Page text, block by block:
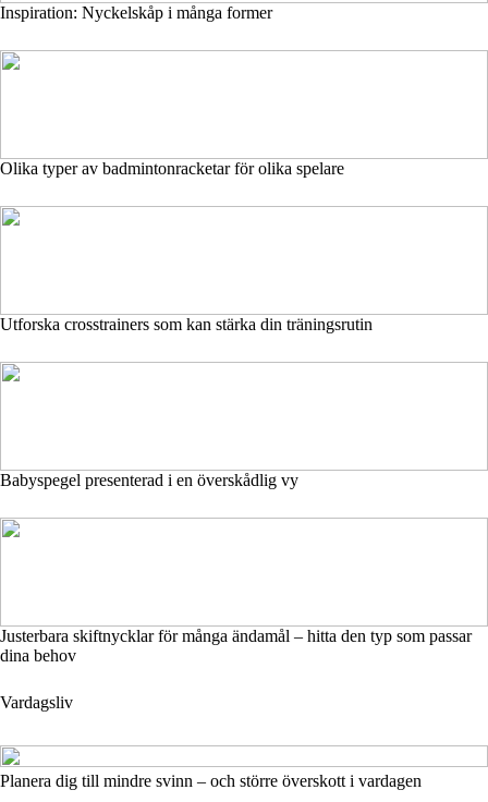
Inspiration: Nyckelskåp i många former
Olika typer av badmintonracketar för olika spelare
Utforska crosstrainers som kan stärka din träningsrutin
Babyspegel presenterad i en överskådlig vy
Justerbara skiftnycklar för många ändamål – hitta den typ som passar
dina behov
Vardagsliv
Planera dig till mindre svinn – och större överskott i vardagen